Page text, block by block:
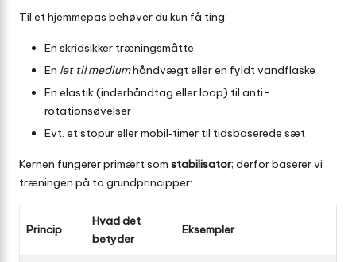
Til et hjemmepas behøver du kun få ting:
En skridsikker træningsmåtte
En let til mediumhåndvægt eller en fyldt vandflaske
En elastik (inderhåndtag eller loop) til anti-
rotationsøvelser
Evt. et stopur eller mobil‐timer til tidsbaserede sæt
Kernen fungerer primært som stabilisator; derfor baserer vi
træningen på to grundprincipper:
Princip
Hvad det
betyder
Eksempler